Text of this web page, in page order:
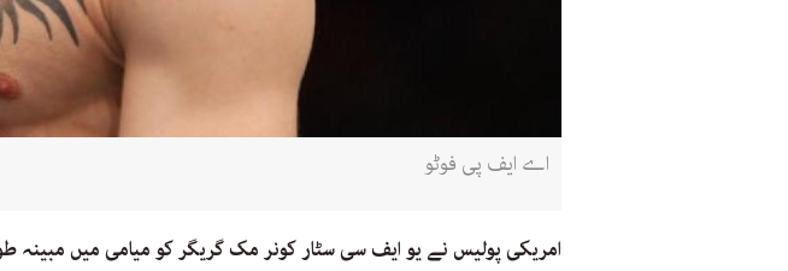
اے ایف پی فوٹو
امریکی پولیس نے یو ایف سی سٹار کونر مک گریگر کو میامی میں مبینہ